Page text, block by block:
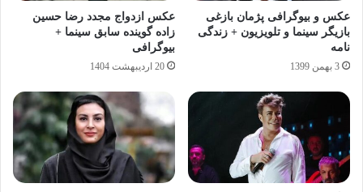
عکس و بیوگرافی پژمان بازغی
بازیگر سینما و تلویزیون + زندگی
نامه
3 بهمن 1399
عکس ازدواج مجدد رضا حسین‌
زاده گوینده سابق سینما +
بیوگرافی
20 اردیبهشت 1404